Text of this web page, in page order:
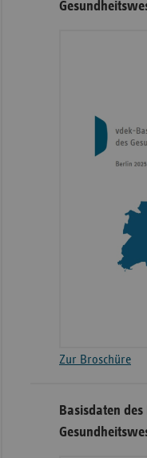
Zur Broschüre
Basisdaten